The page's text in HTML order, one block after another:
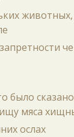
было
мяса
ослах